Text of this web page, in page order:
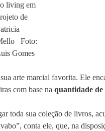
living em
de
Foto:
Gomes
arte marcial favorita. Ele
com base na quantidade
toda sua coleção de livros,
conta ele, que, na